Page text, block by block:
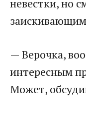
невестки, но
— Верочка,
интересным
Может,